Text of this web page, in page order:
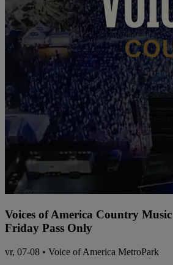
Voices of America Country
Friday Pass Only
vr, 07-08 • Voice of America MetroPark